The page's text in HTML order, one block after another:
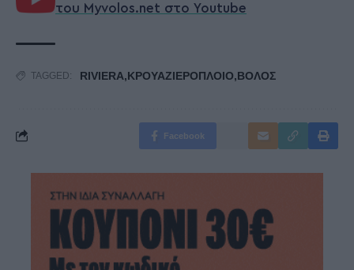
του Myvolos.net στο Youtube
TAGGED: RIVIERA,ΚΡΟΥΑΖΙΕΡΟΠΛΟΙΟ,ΒΟΛΟΣ
Facebook